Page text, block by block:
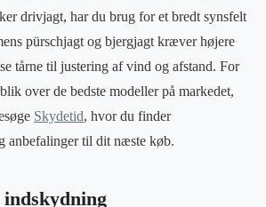
drivjagt, har du brug for et bredt synsfelt
pürschjagt og bjergjagt kræver højere
tårne til justering af vind og afstand. For
over de bedste modeller på markedet,
Skydetid, hvor du finder
anbefalinger til dit næste køb.